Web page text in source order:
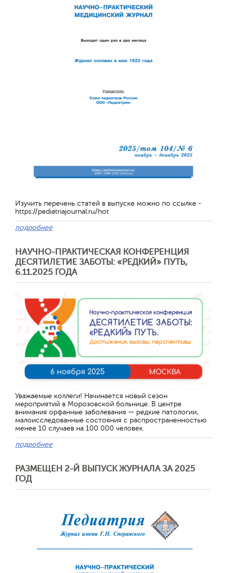
Изучить перечень статей в выпуске можно по ссылке -
https://pediatriajournal.ru/hot
подробнее
НАУЧНО-ПРАКТИЧЕСКАЯ КОНФЕРЕНЦИЯ
ДЕСЯТИЛЕТИЕ ЗАБОТЫ: «РЕДКИЙ» ПУТЬ,
6.11.2025 ГОДА
Уважаемые коллеги! Начинается новый сезон
мероприятий в Морозовской больнице. В центре
внимания орфанные заболевания — редкие патологии,
малоисследованные состояния с распространенностью
менее 10 случаев на 100 000 человек.
подробнее
РАЗМЕЩЕН 2-Й ВЫПУСК ЖУРНАЛА ЗА 2025
ГОД